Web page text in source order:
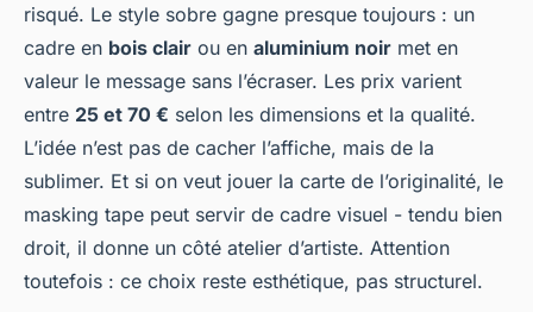
risqué. Le style sobre gagne presque toujours : un
cadre en bois clair ou en aluminium noir met en
valeur le message sans l’écraser. Les prix varient
entre 25 et 70 € selon les dimensions et la qualité.
L’idée n’est pas de cacher l’affiche, mais de la
sublimer. Et si on veut jouer la carte de l’originalité, le
masking tape peut servir de cadre visuel - tendu bien
droit, il donne un côté atelier d’artiste. Attention
toutefois : ce choix reste esthétique, pas structurel.